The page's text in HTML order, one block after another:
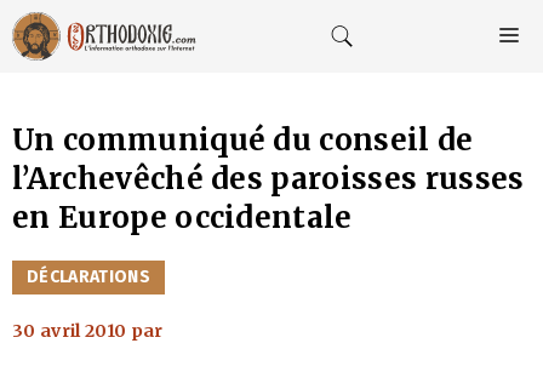
Aller
au
contenu
Un communiqué du conseil de
l’Archevêché des paroisses russes
en Europe occidentale
CATÉGORIES
DÉCLARATIONS
30 avril 2010 par